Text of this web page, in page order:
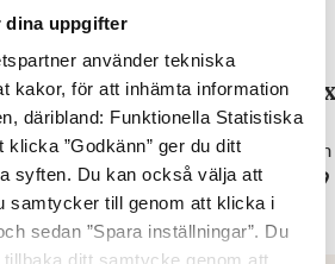
dina uppgifter
använder tekniska
kakor, för att inhämta information
däribland: Funktionella Statistiska
”Godkänn” ger du ditt
syften. Du kan också välja att
samtycker till genom att klicka i
sedan ”Spara inställningar”. Du
du en pålitlig odlingslampa som
din odling – oavsett säsong.
Micro
Från